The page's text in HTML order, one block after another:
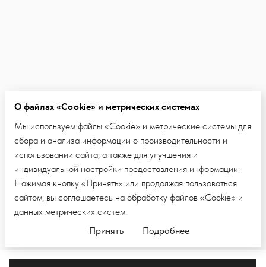
О файлах «Cookie» и метрических системах
Мы используем файлы «Cookie» и метрические системы для
сбора и анализа информации о производительности и
использовании сайта, а также для улучшения и
индивидуальной настройки предоставления информации.
Нажимая кнопку «Принять» или продолжая пользоваться
сайтом, вы соглашаетесь на обработку файлов «Cookie» и
данных метрических систем.
Принять
Подробнее